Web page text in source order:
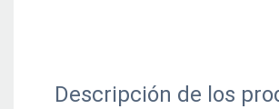
Descripción de los